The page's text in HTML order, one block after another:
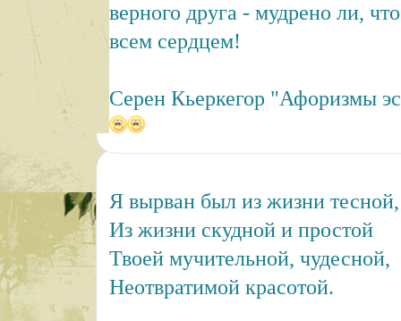
верного друга - мудрено ли,
всем сердцем!
Серен Кьеркегор "Афоризмы
Я вырван был из жизни тесной,
Из жизни скудной и простой
Твоей мучительной, чудесной,
Неотвратимой красотой.